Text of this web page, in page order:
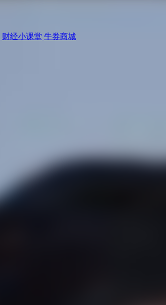
财经小课堂 牛券商城